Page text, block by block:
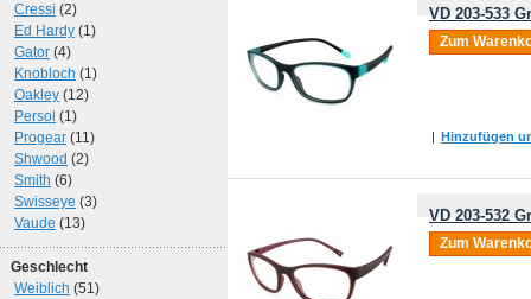
VD 203-533
Zum
| Hinzufügen
VD 203-532
Zum
Cressi (2)
Ed Hardy (1)
Gator (4)
Knobloch (1)
Oakley (12)
Persol (1)
Progear (11)
Shwood (2)
Smith (6)
Swisseye (3)
Vaude (13)
Geschlecht
Weiblich (51)